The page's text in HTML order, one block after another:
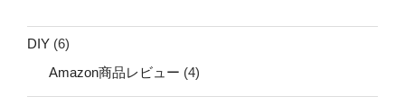
DIY (6)
Amazon商品レビュー (4)